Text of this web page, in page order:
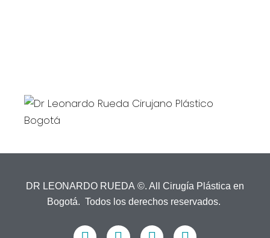
DR LEONARDO RUEDA ©. All Cirugía Plástica en
Bogotá. Todos los derechos reservados.